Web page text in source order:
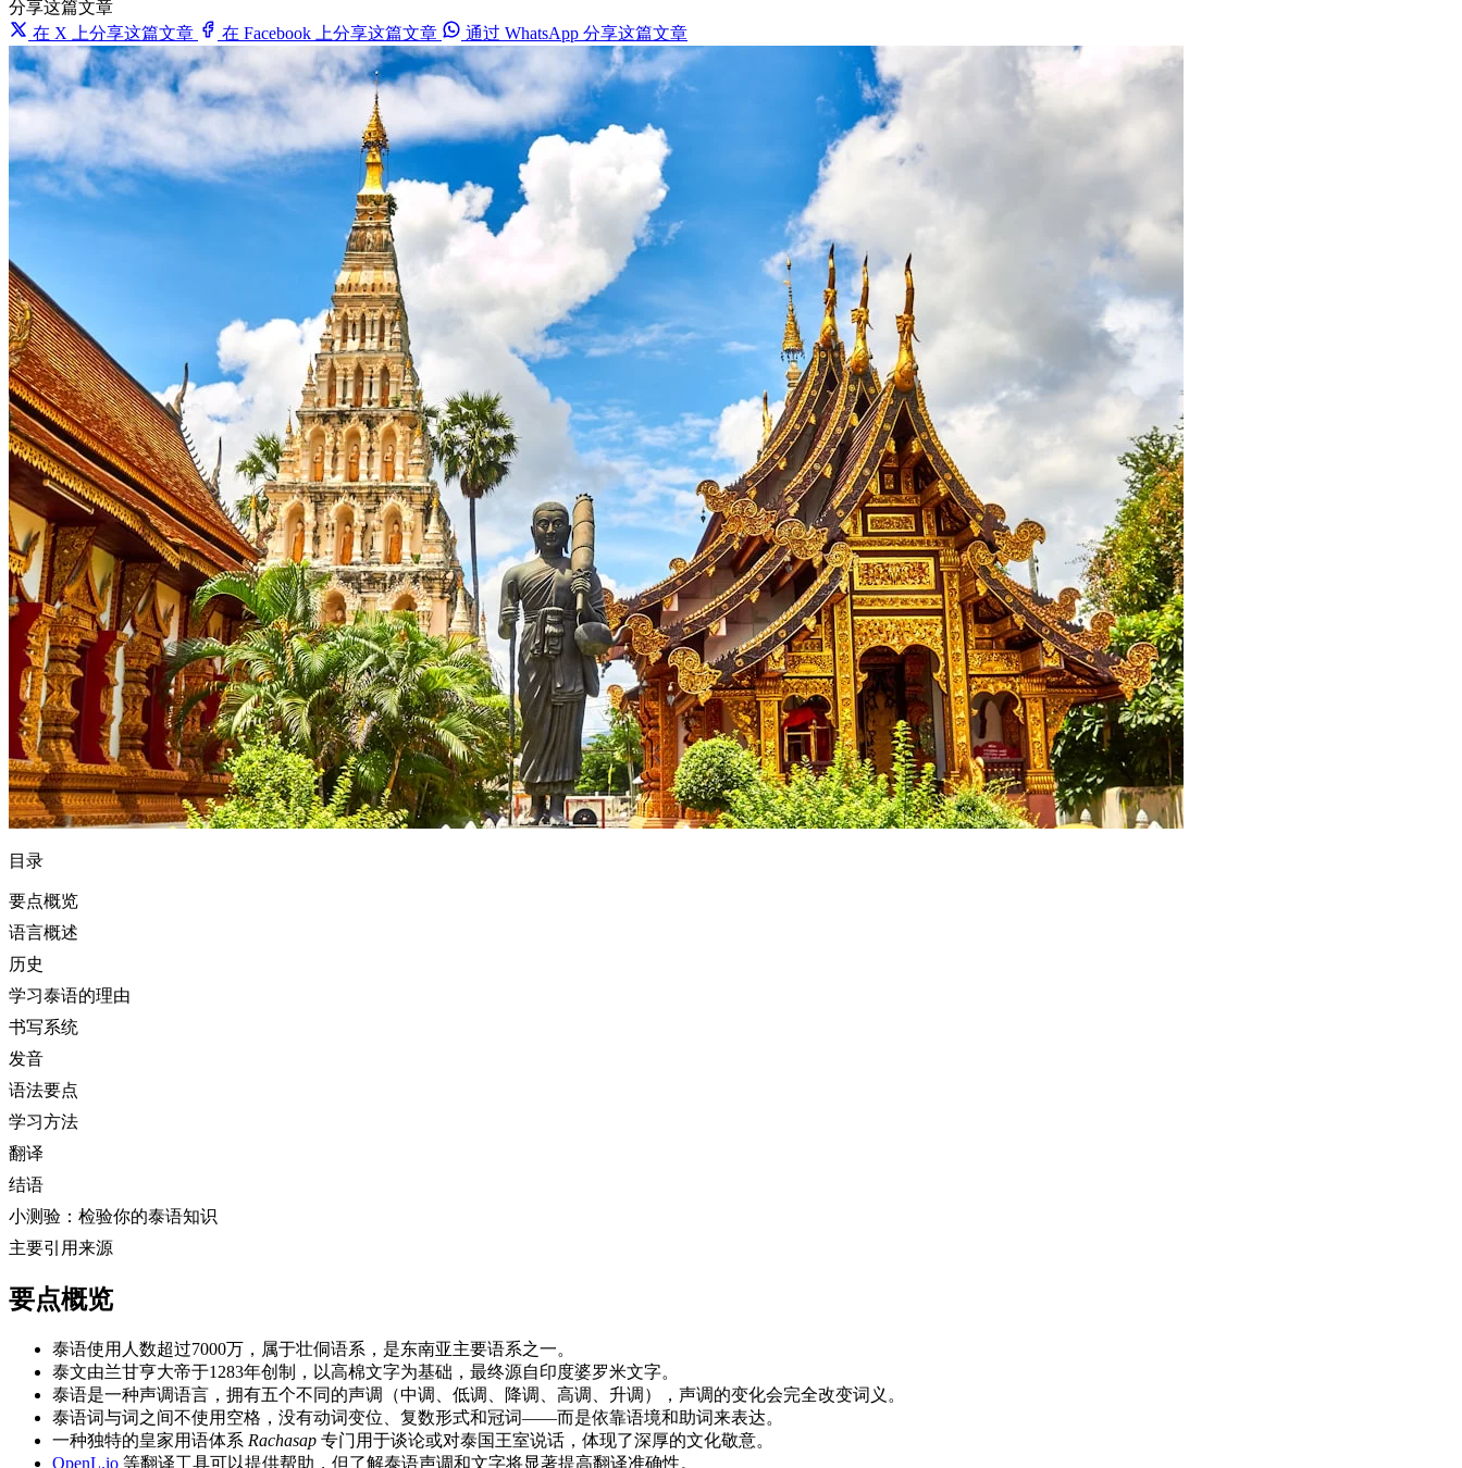
分享这篇文章
在 X 上分享这篇文章
在 Facebook 上分享这篇文章 通过 WhatsApp 分享这篇文章
目录
要点概览
语言概述
历史
学习泰语的理由
书写系统
发音
语法要点
学习方法
翻译
结语
小测验：检验你的泰语知识
主要引用来源
要点概览
泰语使用人数超过7000万，属于壮侗语系，是东南亚主要语系之一。
泰文由兰甘亨大帝于1283年创制，以高棉文字为基础，最终源自印度婆罗米文字。
泰语是一种声调语言，拥有五个不同的声调（中调、低调、降调、高调、升调），声调的变化会完全改变词义。
泰语词与词之间不使用空格，没有动词变位、复数形式和冠词——而是依靠语境和助词来表达。
一种独特的皇家用语体系 Rachasap 专门用于谈论或对泰国王室说话，体现了深厚的文化敬意。
OpenL.io 等翻译工具可以提供帮助，但了解泰语声调和文字将显著提高翻译准确性。